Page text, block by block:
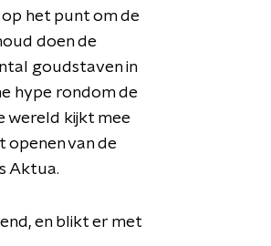
op het punt om de
doen de
goudstaven in
hype rondom de
wereld kijkt mee
openen van de
Aktua.
en blikt er met